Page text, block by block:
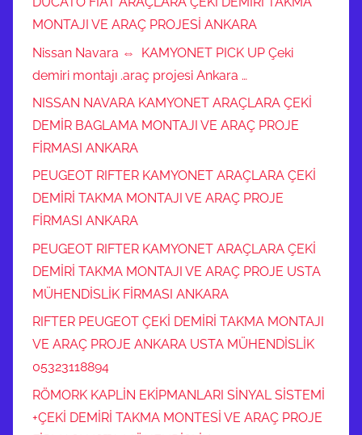
MONTAJI VE ARAÇ PROJESİ ANKARA
Nissan Navara ⇔ KAMYONET PICK UP Çeki
demiri montajı .araç projesi Ankara …
NISSAN NAVARA KAMYONET ARAÇLARA ÇEKİ
DEMİR BAGLAMA MONTAJI VE ARAÇ PROJE
FİRMASI ANKARA
PEUGEOT RIFTER KAMYONET ARAÇLARA ÇEKİ
DEMİRİ TAKMA MONTAJI VE ARAÇ PROJE
FİRMASI ANKARA
PEUGEOT RIFTER KAMYONET ARAÇLARA ÇEKİ
DEMİRİ TAKMA MONTAJI VE ARAÇ PROJE USTA
MÜHENDİSLİK FİRMASI ANKARA
RIFTER PEUGEOT ÇEKİ DEMİRİ TAKMA MONTAJI
VE ARAÇ PROJE ANKARA USTA MÜHENDİSLİK
05323118894
RÖMORK KAPLİN EKİPMANLARI SİNYAL SİSTEMİ
+ÇEKİ DEMİRİ TAKMA MONTESİ VE ARAÇ PROJE